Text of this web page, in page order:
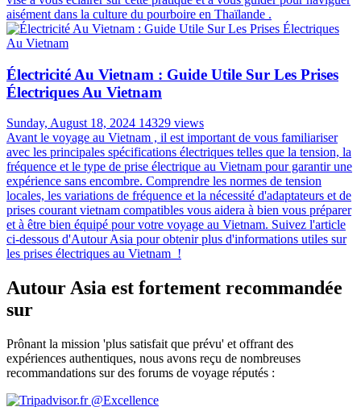
aisément dans la culture du pourboire en Thaïlande .
Électricité Au Vietnam : Guide Utile Sur Les Prises
Électriques Au Vietnam
Sunday, August 18, 2024 14329 views
Avant le voyage au Vietnam , il est important de vous familiariser
avec les principales spécifications électriques telles que la tension, la
fréquence et le type de prise électrique au Vietnam pour garantir une
expérience sans encombre. Comprendre les normes de tension
locales, les variations de fréquence et la nécessité d'adaptateurs et de
prises courant vietnam compatibles vous aidera à bien vous préparer
et à être bien équipé pour votre voyage au Vietnam. Suivez l'article
ci-dessous d'Autour Asia pour obtenir plus d'informations utiles sur
les prises électriques au Vietnam !
Autour Asia est fortement recommandée
sur
Prônant la mission 'plus satisfait que prévu' et offrant des
expériences authentiques, nous avons reçu de nombreuses
recommandations sur des forums de voyage réputés :